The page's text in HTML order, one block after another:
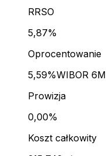
RRSO
5,87%
Oprocentowanie
5,59%WIBOR 6M
Prowizja
0,00%
Koszt całkowity